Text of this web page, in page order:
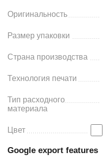
Оригинальность
Размер упаковки
Страна производства
Технология печати
Тип расходного
материала
Цвет
Google export features